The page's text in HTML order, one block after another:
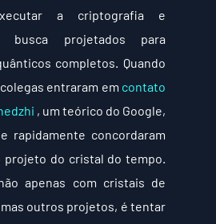
a criptografia e
busca projetados para
completos. Quando
entraram em contato
, um teórico do Google,
rapidamente concordaram
projeto do cristal do tempo.
apenas com cristais de
outros projetos, é tentar